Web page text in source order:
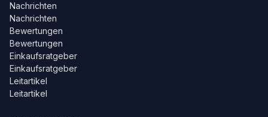
Nachrichten
Nachrichten
Bewertungen
Bewertungen
Einkaufsratgeber
Einkaufsratgeber
Leitartikel
Leitartikel